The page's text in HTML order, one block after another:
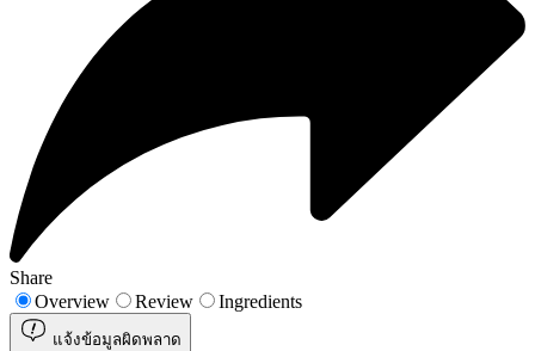
Share
Overview
Review Ingredients
แจ้งข้อมูลผิดพลาด